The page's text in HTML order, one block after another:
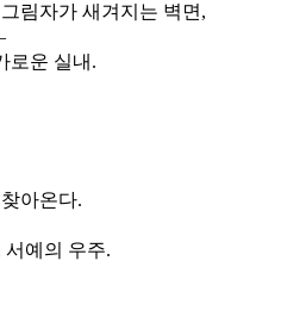
림자가 새겨지는 벽면,
로운 실내.
아온다.
서예의 우주.